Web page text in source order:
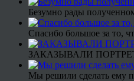
Безумно рады
Спасибо большое за то,
ЗАКАЗЫВАЛИ
Мы решили сделать ему